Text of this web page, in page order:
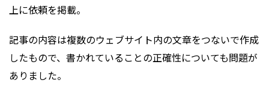
上に依頼を掲載。
記事の内容は複数のウェブサイト内の文章をつないで作成
したもので、書かれていることの正確性についても問題が
ありました。